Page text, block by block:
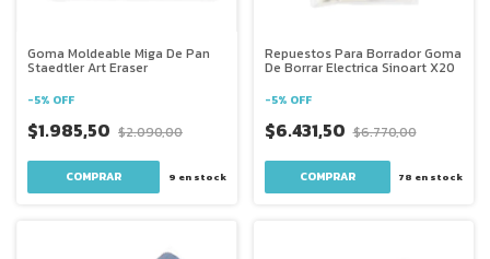
Goma Moldeable Miga De Pan
Staedtler Art Eraser
-5% OFF
$1.985,50 $2.090,00
9 en stock
Repuestos Para Borrador Goma
De Borrar Electrica Sinoart X20
-5% OFF
$6.431,50 $6.770,00
78 en stock